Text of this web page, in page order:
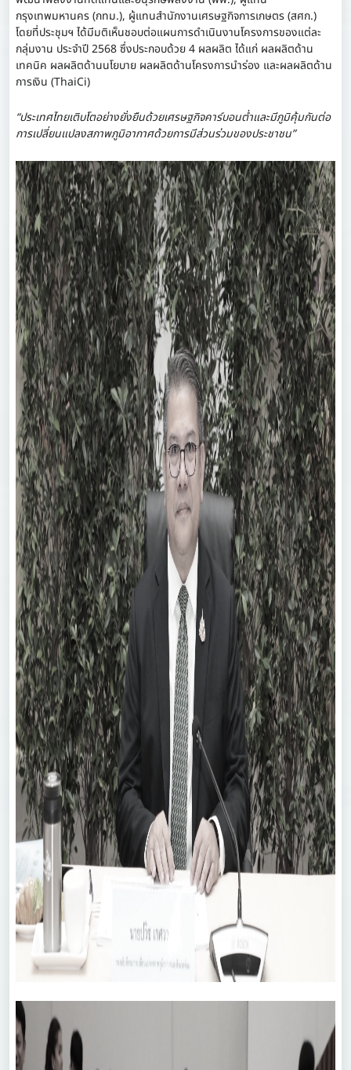
กรุงเทพมหานคร (กทม.), ผู้แทนสำนักงานเศรษฐกิจการเกษตร (สศก.)
โดยที่ประชุมฯ ได้มีมติเห็นชอบต่อแผนการดำเนินงานโครงการของแต่ละ
กลุ่มงาน ประจำปี 2568 ซึ่งประกอบด้วย 4 ผลผลิต ได้แก่ ผลผลิตด้าน
เทคนิค ผลผลิตด้านนโยบาย ผลผลิตด้านโครงการนำร่อง และผลผลิตด้าน
การเงิน (ThaiCi)
“ประเทศไทยเติบโตอย่างยั่งยืนด้วยเศรษฐกิจคาร์บอนต่ำและมีภูมิคุ้มกันต่อ
การเปลี่ยนแปลงสภาพภูมิอากาศด้วยการมีส่วนร่วมของประชาชน”